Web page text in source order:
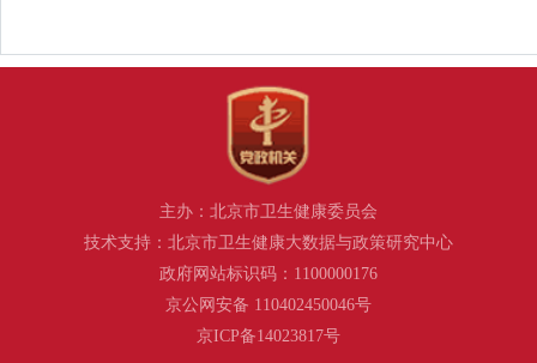
主办：北京市卫生健康委员会
技术支持：北京市卫生健康大数据与政策研究中心
政府网站标识码：1100000176
京公网安备 110402450046号
京ICP备14023817号